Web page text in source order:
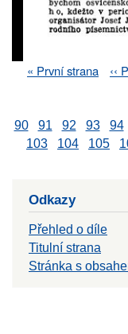
First
« První strana ‹‹
90 91 92 93 94
103
104 105
Odkazy
Přehled o díle
Titulní strana
Stránka s